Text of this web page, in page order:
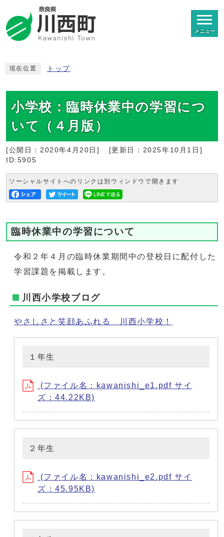
メニュー
現在位置 トップ
小学校：臨時休業中の学習につ
いて（４月版）
[公開日： 2020年4月20日 ] [更新日： 2025年10月1日 ]
ID:5905
ソーシャルサイトへのリンクは別ウィンドウで開きます
臨時休業中の学習について
令和２年４月の臨時休業期間中の登校日に配付した
学習課題を掲載します。
川西小学校ブログ
やさしさと笑顔あふれる 川西小学校！
１年生
(ファイル名：kawanishi_e1.pdf サイ
ズ：44.22KB)
２年生
(ファイル名：kawanishi_e2.pdf サイ
ズ：45.95KB)